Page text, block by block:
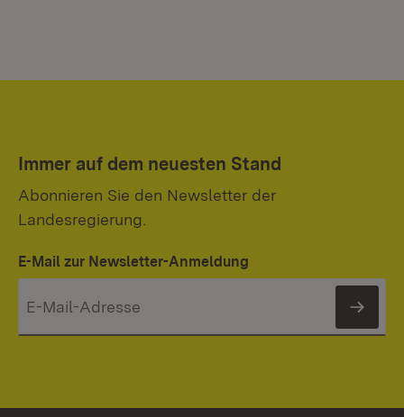
Immer auf dem neuesten Stand
Abonnieren Sie den Newsletter der
Landesregierung.
E-Mail zur Newsletter-Anmeldung